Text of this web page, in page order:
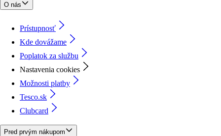
O nás
Prístupnosť
Kde dovážame
Poplatok za službu
Nastavenia cookies
Možnosti platby
Tesco.sk
Clubcard
Pred prvým nákupom